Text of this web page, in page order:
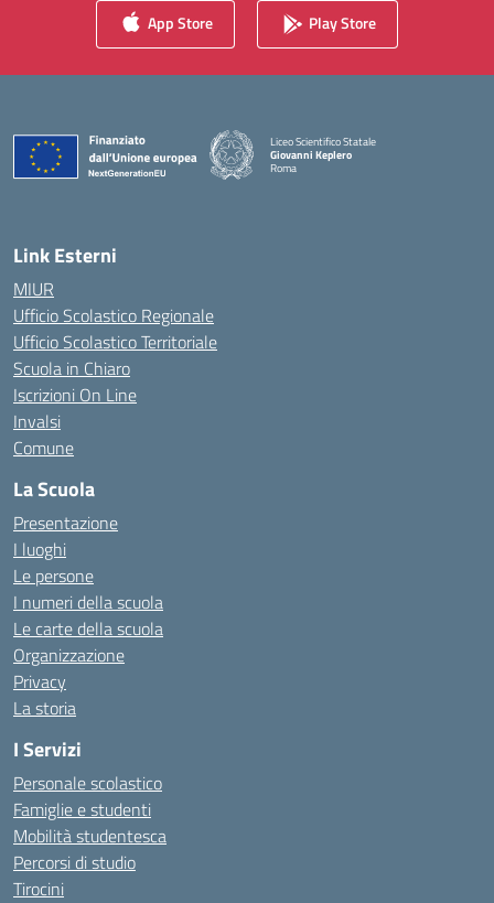
App Store Play Store
Liceo Scientifico Statale
Giovanni Keplero
Roma
Link Esterni
MIUR
Ufficio Scolastico Regionale
Ufficio Scolastico Territoriale
Scuola in Chiaro
Iscrizioni On Line
Invalsi
Comune
La Scuola
Presentazione
I luoghi
Le persone
I numeri della scuola
Le carte della scuola
Organizzazione
Privacy
La storia
I Servizi
Personale scolastico
Famiglie e studenti
Mobilità studentesca
Percorsi di studio
Tirocini